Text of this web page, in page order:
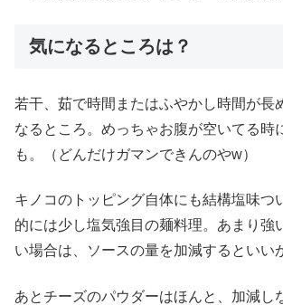
気になるところは？
若干、茹で時間またはふやかし時間が長
なるところ。めっちゃお腹が空いてる時
も。（どんだけガマンできんのやw）
キノコのトッピング自体にも結構塩味つ
的には少し塩気強目の麺料理。あまり強
い場合は、ソースの量を加減するといい
あとチーズのパウダーはほんと、加減し